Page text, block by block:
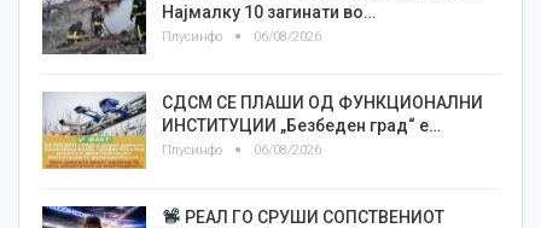
Најмалку 10 загинати во…
Плусинфо 06/08/2026
СДСМ СЕ ПЛАШИ ОД ФУНКЦИОНАЛНИ
ИНСТИТУЦИИ „Безбеден град“ е…
Плусинфо 06/08/2026
РЕАЛ ГО СРУШИ СОПСТВЕНИОТ